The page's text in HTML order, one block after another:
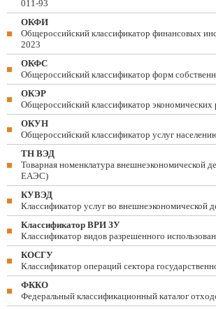
011-93
ОКФИ
Общероссийский классификатор финансовых
2023
ОКФС
Общероссийский классификатор форм
ОКЭР
Общероссийский классификатор
ОКУН
Общероссийский классификатор услуг
ТН ВЭД
Товарная номенклатура внешнеэкономической
ЕАЭС)
КУВЭД
Классификатор услуг во внешнеэкономической
Классификатор ВРИ ЗУ
Классификатор видов разрешенного
КОСГУ
Классификатор операций сектора
ФККО
Федеральный классификационный каталог